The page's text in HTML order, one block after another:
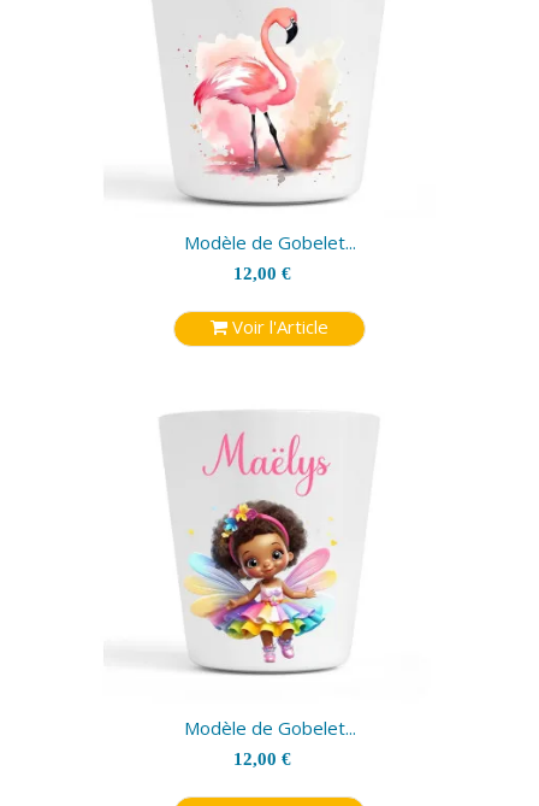
Modèle de Gobelet...
12,00 €
Voir l'Article
Modèle de Gobelet...
12,00 €